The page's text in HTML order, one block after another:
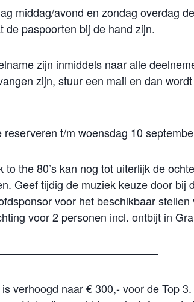
middag/avond en zondag overdag
de paspoorten bij de hand zijn.
zijn inmiddels naar alle
zijn, stuur een mail en dan
t/m woensdag 10
to the 80’s kan nog tot uiterlijk de
Geef tijdig de muziek keuze door bij
voor het beschikbaar
voor 2 personen incl. ontbijt in
verhoogd naar € 300,- voor de Top